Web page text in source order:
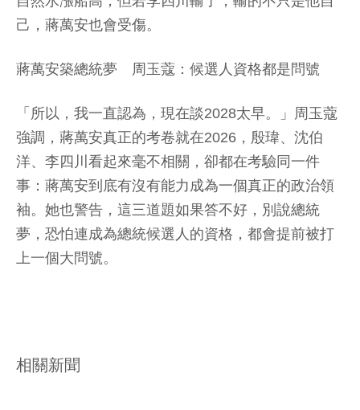
己，蔣萬安也會受傷。
蔣萬安築總統夢 周玉蔻：候選人資格都是問號
「所以，我一直認為，現在談2028太早。」周玉蔻
強調，蔣萬安真正的考卷就在2026，殷瑋、沈伯
洋、李四川看起來毫不相關，卻都在考驗同一件
事：蔣萬安到底有沒有能力成為一個真正的政治領
袖。她也警告，這三道題如果答不好，別說總統
夢，恐怕連成為總統候選人的資格，都會提前被打
上一個大問號。
相關新聞